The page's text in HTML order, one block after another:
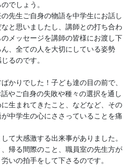
でしょう。
先生ご自身の物語を中学生にお話し
と思いましたし、講師との打ち合わ
メッセージを講師の皆様にお渡し下
、全ての人を大切にしている姿勢
るのです。
かりでした！子ども達の目の前で、
やご自身の失敗や種々の選択を通し
生まれてきたこと、などなど、その
中学生の心にささっていることを痛
て大感激する出来事がありました。
帰る間際のこと、職員室の先生方が
いの拍手をして下さるのです。